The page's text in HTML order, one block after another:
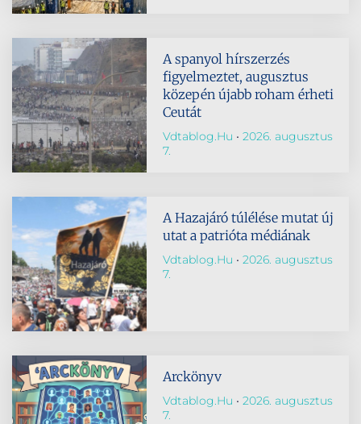
A spanyol hírszerzés
figyelmeztet, augusztus
közepén újabb roham érheti
Ceutát
Vdtablog.hu
2026. augusztus
7.
A Hazajáró túlélése mutat új
utat a patrióta médiának
Vdtablog.hu
2026. augusztus
7.
Arckönyv
Vdtablog.hu
2026. augusztus
7.